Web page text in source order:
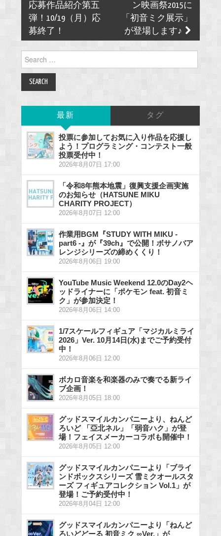
応募作品紹介第五
弾！10/19（月）応
募終了！
ン映画祭2015に
「初音ミク展示」
が登場します♪
Search
for:
最新 タグ
投票に参加してお気に入り作品を応援し
よう！プログラミング・コンテスト一般
投票受付中！
2026年8月07日 17:00
「令和8年熊本地震」復興支援企画実施
のお知らせ（HATSUNE MIKU
CHARITY PROJECT）
2026年8月07日 12:00
作業用BGM『STUDY WITH MIKU -
part6 -』が『39ch』で公開！ボサノバア
レンジシリーズの締めくくり！
2026年8月06日 19:00
YouTube Music Weekend 12.0のDay2ヘ
ッドライナーに「ポケモン feat. 初音ミ
ク」が参加決定！
2026年8月06日 14:00
1/7スケールフィギュア「マジカルミライ
2026」Ver. 10月14日(水)までご予約受付
中！
2026年8月06日 12:00
ボカロ音楽を和楽器のみで奏でる新ライ
ブ企画！
2026年8月05日 18:00
グッドスマイルカンパニーより、ねんど
ろいど 「亞北ネル」「弱音ハク」が登
場！フェイスメーカーコラボも開催中！
2026年8月05日 12:00
グッドスマイルカンパニーより「ブライ
ンドボックスシリーズ 雪ミクオールスタ
ーズ フィギュアコレクション Vol.1」が
登場！ご予約受付中！
2026年8月04日 12:00
グッドスマイルカンパニーより「ねんど
ろいどどーる 初音ミク ∞Ver.」が